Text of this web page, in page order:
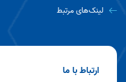
لینک‌های مرتبط
ارتباط با ما